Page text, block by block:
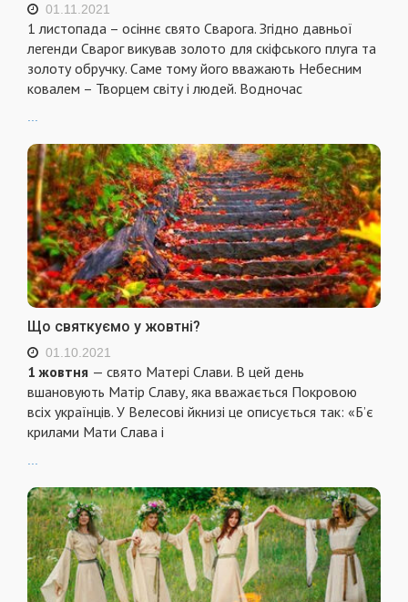
01.11.2021
1 листопада – осіннє свято Сварога. Згідно давньої
легенди Сварог викував золото для скіфського плуга та
золоту обручку. Саме тому його вважають Небесним
ковалем – Творцем світу і людей. Водночас
Що святкуємо у жовтні?
01.10.2021
1 жовтня — свято Матері Слави. В цей день
вшановують Матір Славу, яка вважається Покровою
всіх українців. У Велесові йкнизі це описується так: «Б’є
крилами Мати Слава і
...